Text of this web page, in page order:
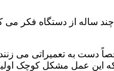
ساله از دستگاه فکر
به تعمیراتی می زنند
که این عمل مشکل کوچک